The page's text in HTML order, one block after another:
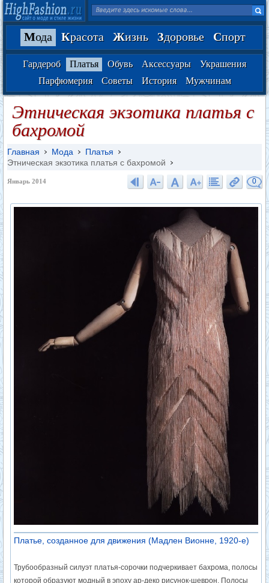
Мода Красота Жизнь Здоровье Спорт
Гардероб Платья Обувь Аксессуары
Украшения
Парфюмерия
Советы История Мужчинам
Этническая экзотика платья с
бахромой
Главная Мода
Платья
Этническая экзотика платья с бахромой
Январь 2014 0
Платье, созданное для движения (Мадлен Вионне, 1920-е)
Трубообразный силуэт платья-сорочки подчеркивает бахрома, полосы
которой образуют модный в эпоху ар-деко рисунок-шеврон. Полосы